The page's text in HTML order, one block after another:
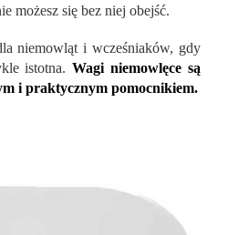
możesz się bez niej obejść.
niemowląt i wcześniaków, gdy
istotna.Wagi niemowlęce są
i praktycznym pomocnikiem.